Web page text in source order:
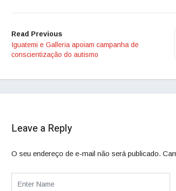
Read Previous
Iguatemi e Galleria apoiam campanha de
conscientização do autismo
Leave a Reply
O seu endereço de e-mail não será publicado.